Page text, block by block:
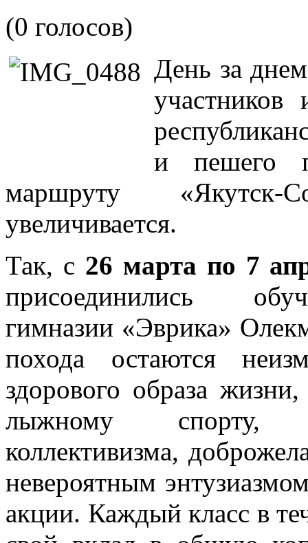
(0 голосов)
День за
участников
и пешего
маршруту
увеличивается.
Так, с 26 марта по 7
присоединились
гимназии «Эврика»
похода остаются
здорового образа
лыжному спорту,
коллективизма,
невероятным
акции. Каждый класс в